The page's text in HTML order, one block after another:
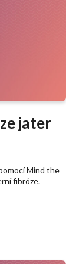
jater
Mind the
fibróze.